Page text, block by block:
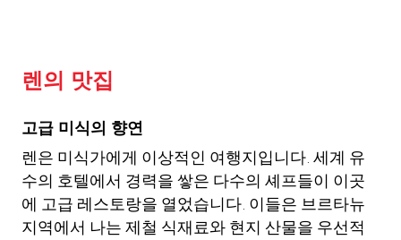
렌의 맛집
고급 미식의 향연
렌은 미식가에게 이상적인 여행지입니다. 세계 유
수의 호텔에서 경력을 쌓은 다수의 셰프들이 이곳
에 고급 레스토랑을 열었습니다. 이들은 브르타뉴
지역에서 나는 제철 식재료와 현지 산물을 우선적